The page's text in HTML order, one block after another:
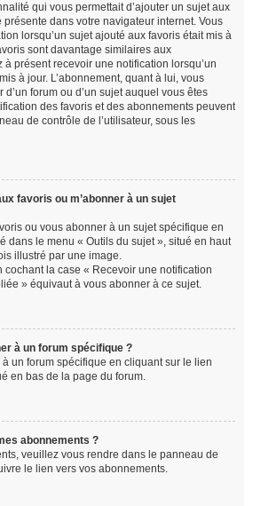
qui vous permettait d’ajouter un sujet aux
dans votre navigateur internet. Vous
lorsqu’un sujet ajouté aux favoris était mis à
sont davantage similaires aux
présent recevoir une notification lorsqu’un
à jour. L’abonnement, quant à lui, vous
forum ou d’un sujet auquel vous êtes
des favoris et des abonnements peuvent
de contrôle de l’utilisateur, sous les
favoris ou m’abonner à un sujet
ou vous abonner à un sujet spécifique en
dans le menu « Outils du sujet », situé en haut
illustré par une image.
cochant la case « Recevoir une notification
» équivaut à vous abonner à ce sujet.
à un forum spécifique ?
un forum spécifique en cliquant sur le lien
en bas de la page du forum.
abonnements ?
veuillez vous rendre dans le panneau de
le lien vers vos abonnements.